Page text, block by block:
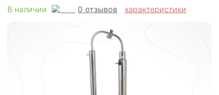
В наличии 0 отзывов характеристики